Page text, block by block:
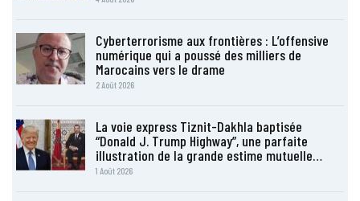
Cyberterrorisme aux frontières : L’offensive
numérique qui a poussé des milliers de
Marocains vers le drame
2 Août 2026
La voie express Tiznit-Dakhla baptisée
“Donald J. Trump Highway”, une parfaite
illustration de la grande estime mutuelle…
1 Août 2026